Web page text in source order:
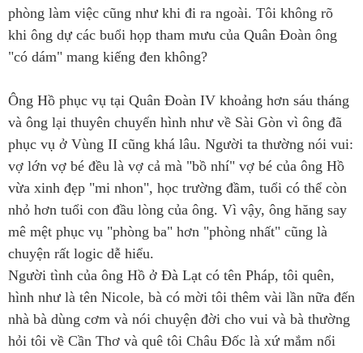
phòng làm việc cũng như khi đi ra ngoài. Tôi không rõ
khi ông dự các buổi họp tham mưu của Quân Đoàn ông
"có dám" mang kiếng đen không?
Ông Hồ phục vụ tại Quân Đoàn IV khoảng hơn sáu tháng
và ông lại thuyên chuyển hình như về Sài Gòn vì ông đã
phục vụ ở Vùng II cũng khá lâu. Người ta thường nói vui:
vợ lớn vợ bé đều là vợ cả mà "bồ nhí" vợ bé của ông Hồ
vừa xinh đẹp "mi nhon", học trường đầm, tuổi có thể còn
nhỏ hơn tuổi con đầu lòng của ông. Vì vậy, ông hăng say
mê mệt phục vụ "phòng ba" hơn "phòng nhất" cũng là
chuyện rất logic dễ hiểu.
Người tình của ông Hồ ở Đà Lạt có tên Pháp, tôi quên,
hình như là tên Nicole, bà có mời tôi thêm vài lần nữa đến
nhà bà dùng cơm và nói chuyện đời cho vui và bà thường
hỏi tôi về Cần Thơ và quê tôi Châu Đốc là xứ mắm nổi